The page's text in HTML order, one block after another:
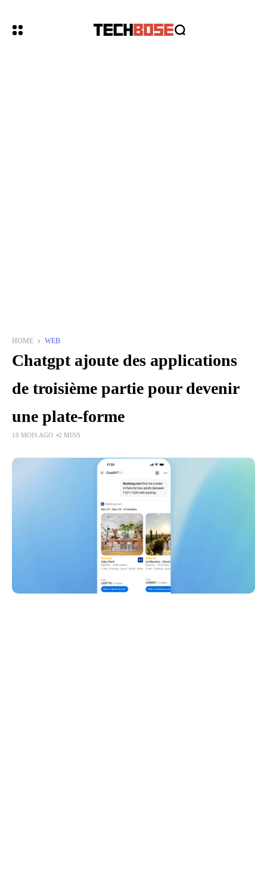
HOME WEB
Chatgpt ajoute des applications
de troisième partie pour devenir
une plate-forme
10 MOIS AGO 2 MINS